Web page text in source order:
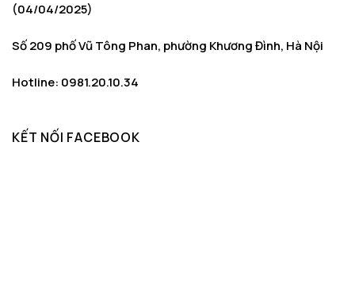
(04/04/2025)
Số 209 phố Vũ Tông Phan, phường Khương Đình, Hà Nội
Hotline: 0981.20.10.34
KẾT NỐI FACEBOOK